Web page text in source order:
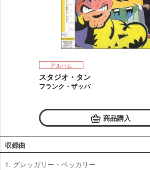
アルバム
スタジオ・タン
フランク・ザッパ
商品購入
収録曲
1. グレッガリー・ペッカリー